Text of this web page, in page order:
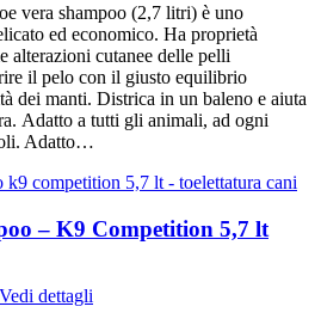
vera shampoo (2,7 litri) è uno
ed economico. Ha proprietà
alterazioni cutanee delle pelli
il pelo con il giusto equilibrio
dei manti. Districa in un baleno e aiuta
Adatto a tutti gli animali, ad ogni
Adatto…
– K9 Competition 5,7 lt
Vedi dettagli